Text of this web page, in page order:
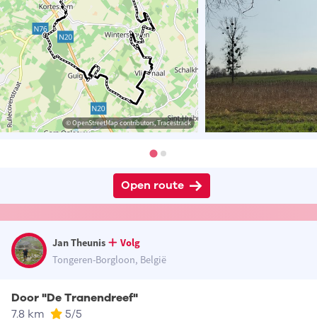
© OpenStreetMap contributors, Tracestrack
Open route
Jan Theunis
Volg
Tongeren-Borgloon, België
Door "De Tranendreef"
7.8 km 5/5